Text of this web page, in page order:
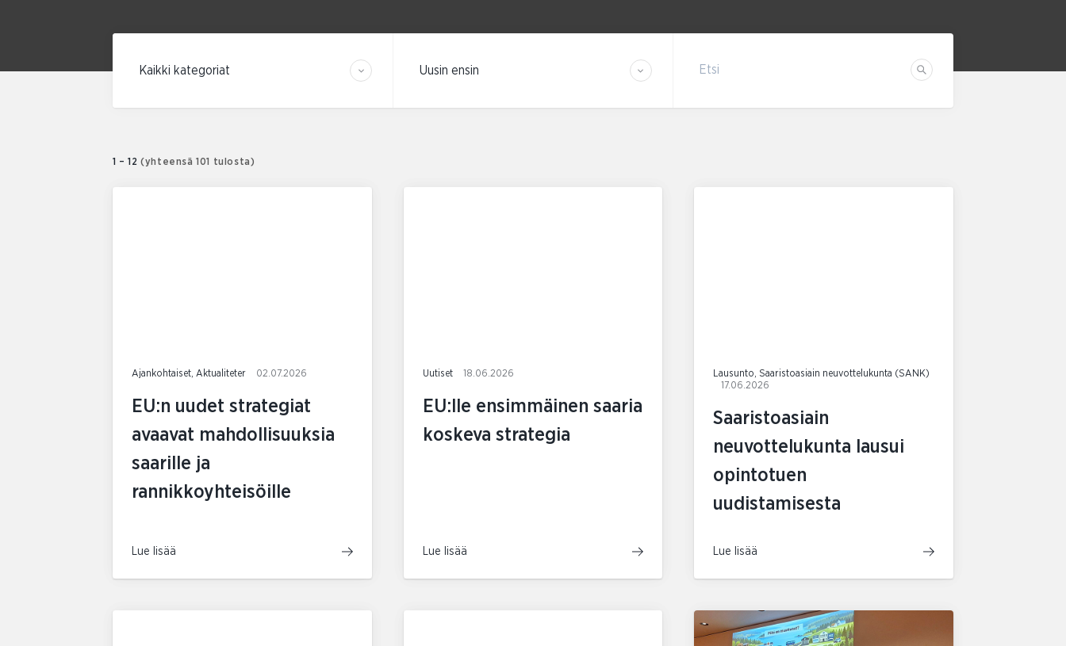
Etsi
1 – 12 (yhteensä 101 tulosta)
Ajankohtaiset, Aktualiteter 02.07.2026
EU:n uudet strategiat
avaavat mahdollisuuksia
saarille ja
rannikkoyhteisöille
Lue lisää
Uutiset 18.06.2026
EU:lle ensimmäinen saaria
koskeva strategia
Lue lisää
Lausunto, Saaristoasiain neuvottelukunta (SANK)
17.06.2026
Saaristoasiain
neuvottelukunta lausui
opintotuen
uudistamisesta
Lue lisää